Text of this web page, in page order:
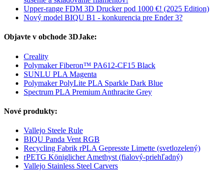
Upper-range FDM 3D Drucker pod 1000 €! (2025 Edition)
Nový model BIQU B1 - konkurencia pre Ender 3?
Objavte v obchode 3DJake:
Creality
Polymaker Fiberon™ PA612-CF15 Black
SUNLU PLA Magenta
Polymaker PolyLite PLA Sparkle Dark Blue
Spectrum PLA Premium Anthracite Grey
Nové produkty:
Vallejo Steele Rule
BIQU Panda Vent RGB
Recycling Fabrik rPLA Gepresste Limette (svetlozelený)
rPETG Königlicher Amethyst (fialový-priehľadný)
Vallejo Stainless Steel Carvers